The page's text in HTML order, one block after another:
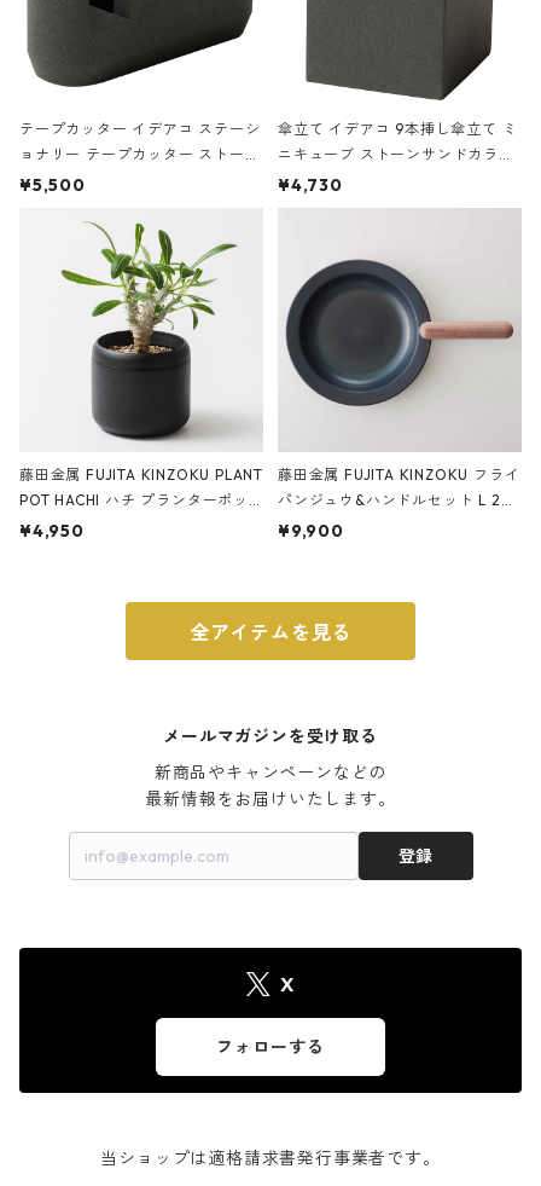
テープカッター イデアコ ステーシ
ョナリー テープカッター ストーン
サンドカラー 石調 ideaco Station
¥5,500
傘立て イデアコ 9本挿し傘立て ミ
ニキューブ ストーンサンドカラー
石調 ideaco Umbrella Stand CUB
E ストーンサンドブラック
¥4,730
藤田金属 FUJITA KINZOKU PLANT
POT HACHI ハチ プランターポッ
ト 3号 ブラック
¥4,950
藤田金属 FUJITA KINZOKU フライ
パンジュウ&ハンドルセット L 24c
m ガス火・IH対応 鉄フライパン
¥9,900
全アイテムを見る
メールマガジンを受け取る
新商品やキャンペーンなどの
最新情報をお届けいたします。
登録
X
フォローする
当ショップは適格請求書発行事業者です。